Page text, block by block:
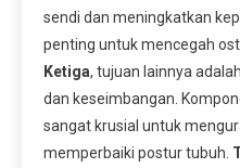
sendi dan meningkatkan
penting untuk mencegah
Ketiga, tujuan lainnya
dan keseimbangan.
sangat krusial untuk
memperbaiki postur tubuh.